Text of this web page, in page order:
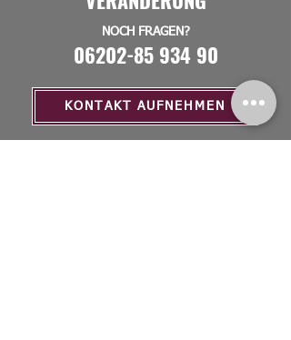
NOCH FRAGEN?
06202-85 934 90
KONTAKT AUFNEHMEN